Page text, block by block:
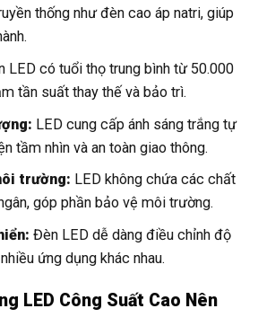
thống như đèn cao áp natri, giúp
LED có tuổi thọ trung bình từ 50.000
tần suất thay thế và bảo trì.
LED cung cấp ánh sáng trắng tự
tầm nhìn và an toàn giao thông.
trường: LED không chứa các chất
góp phần bảo vệ môi trường.
Đèn LED dễ dàng điều chỉnh độ
ứng dụng khác nhau.
LED Công Suất Cao Nên